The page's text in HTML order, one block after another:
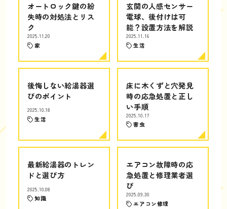
オートロック鍵の紛
失時の対処法とリス
ク
2025.11.20
家
玄関の人感センサー
電球、後付けは可
能？設置方法を解説
2025.11.16
生活
後悔しない給湯器選
びのポイント
2025.10.18
生活
床に木くずと穴発見
時の応急処置と正し
い手順
2025.10.17
害虫
最新給湯器のトレン
ドと選び方
2025.10.08
知識
エアコン故障時の応
急処置と修理業者選
び
2025.09.30
エアコン修理